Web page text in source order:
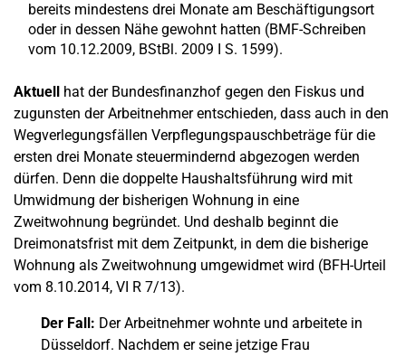
bereits mindestens drei Monate am Beschäftigungsort
oder in dessen Nähe gewohnt hatten (BMF-Schreiben
vom 10.12.2009, BStBl. 2009 I S. 1599).
Aktuell hat der Bundesfinanzhof gegen den Fiskus und
zugunsten der Arbeitnehmer entschieden, dass auch in den
Wegverlegungsfällen Verpflegungspauschbeträge für die
ersten drei Monate steuermindernd abgezogen werden
dürfen. Denn die doppelte Haushaltsführung wird mit
Umwidmung der bisherigen Wohnung in eine
Zweitwohnung begründet. Und deshalb beginnt die
Dreimonatsfrist mit dem Zeitpunkt, in dem die bisherige
Wohnung als Zweitwohnung umgewidmet wird (BFH-Urteil
vom 8.10.2014, VI R 7/13).
Der Fall: Der Arbeitnehmer wohnte und arbeitete in
Düsseldorf. Nachdem er seine jetzige Frau